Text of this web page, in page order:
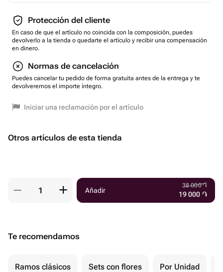
Protección del cliente
En caso de que el artículo no coincida con la composición, puedes
devolverlo a la tienda o quedarte el artículo y recibir una compensación
en dinero.
Normas de cancelación
Puedes cancelar tu pedido de forma gratuita antes de la entrega y te
devolveremos el importe íntegro.
Iniciar una reclamación por el artículo
Otros artículos de esta tienda
Añadir
38 000֏
19 000 ֏
Te recomendamos
Ramos clásicos Sets con flores Por Unidad